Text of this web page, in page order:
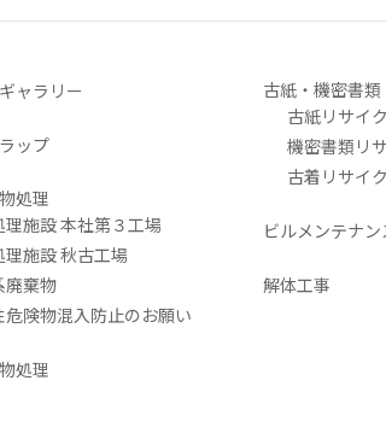
ャラリー
ップ
処理
理施設 本社第３工場
理施設 秋古工場
廃棄物
危険物混入防止のお願い
処理
古紙・機密書類
古紙リサイ
機密書類リ
古着リサイ
ビルメンテナン
解体工事